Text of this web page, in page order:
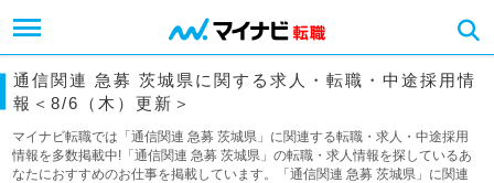
通信関連 急募 茨城県に関する求人・転職・中途採用情
報＜8/6（木）更新＞
マイナビ転職では「通信関連 急募 茨城県」に関連する転職・求人・中途採用
情報を多数掲載中!「通信関連 急募 茨城県」の転職・求人情報を探しているあ
なたにおすすめのお仕事を掲載しています。「通信関連 急募 茨城県」に関連